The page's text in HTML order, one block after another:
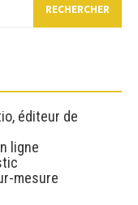
éditeur de
ligne
mesure